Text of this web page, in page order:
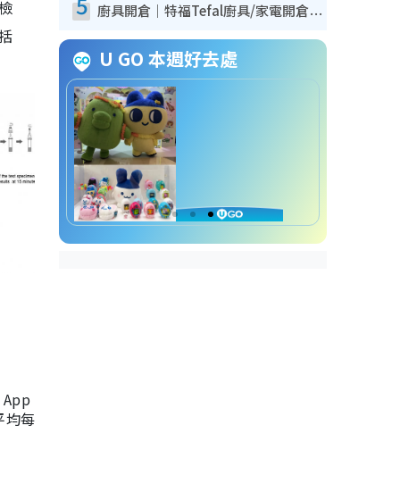
均每
廚具開倉｜特福Tefal廚具/家電開倉低至3折！$220起買平底鍋/炒鑊/湯煲！電飯煲/吸塵機/燙斗$418起
U GO 本週好去處